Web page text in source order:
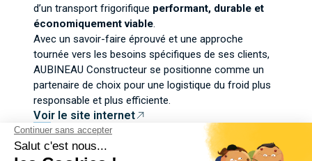
d’un transport frigorifique performant, durable et
économiquement viable.
Avec un savoir-faire éprouvé et une approche
tournée vers les besoins spécifiques de ses clients,
AUBINEAU Constructeur se positionne comme un
partenaire de choix pour une logistique du froid plus
responsable et plus efficiente.
Voir le site internet